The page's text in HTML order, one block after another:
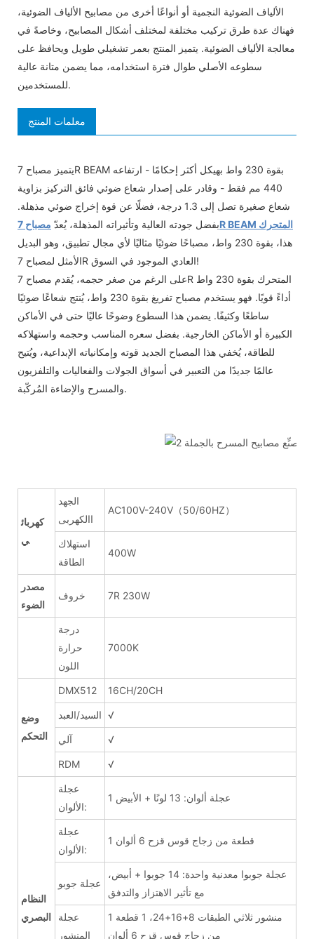
الألياف الضوئية النجمية أو أنواعًا أخرى من مصابيح الألياف الضوئية،
فهناك عدة طرق تركيب مختلفة لمختلف أشكال المصابيح، وخاصةً في
معالجة الألياف الضوئية. يتميز المنتج بعمر تشغيلي طويل ويحافظ على
سطوعه الأصلي طوال فترة استخدامه، مما يضمن متانة عالية
للمستخدمين.
معلمات المنتج
يتميز مصباح 7R BEAM بقوة 230 واط بهيكل أكثر إحكامًا - ارتفاعه
440 مم فقط - وقادر على إصدار شعاع ضوئي فائق التركيز بزاوية
شعاع صغيرة تصل إلى 1.3 درجة، فضلًا عن قوة إخراج ضوئي مذهلة.
بفضل جودته العالية وتأثيراته المذهلة، يُعدّ
مصباح 7R BEAM المتحرك
هذا، بقوة 230 واط، مصباحًا ضوئيًا مثاليًا لأي مجال تطبيق، وهو البديل
الأمثل لمصباح 7R العادي الموجود في السوق!
على الرغم من صغر حجمه، يُقدم مصباح 7R المتحرك بقوة 230 واط
أداءً قويًا. فهو يستخدم مصباح تفريغ بقوة 230 واط، يُنتج شعاعًا ضوئيًا
ساطعًا وكثيفًا. يضمن هذا السطوع وضوحًا عاليًا حتى في الأماكن
الكبيرة أو الأماكن الخارجية. بفضل سعره المناسب وحجمه واستهلاكه
للطاقة، يُخفي هذا المصباح الجديد قوته وإمكانياته الإبداعية، ويُتيح
عالمًا جديدًا من التعبير في أسواق الجولات والفعاليات والتلفزيون
والمسرح والإضاءة المُركّبة.
كهربائ
ي
الجهد
االكهربى
AC100V-240V（50/60HZ）
استهلاك
الطاقة
400W
مصدر
الضوء
خروف 7R 230W
درجة
حرارة
اللون
7000K
وضع
التحكم
DMX512 16CH/20CH
السيد/العبد √
آلي √
RDM √
النظام
البصري
عجلة
الألوان:
1 عجلة ألوان: 13 لونًا + الأبيض
عجلة
الألوان:
1 قطعة من زجاج قوس قزح 6 ألوان
عجلة جوبو
عجلة جوبوا معدنية واحدة: 14 جوبوا + أبيض،
مع تأثير الاهتزاز والتدفق
عجلة
المنشور
1 منشور ثلاثي الطبقات 8+16+24، 1 قطعة
من زجاج قوس قزح 6 ألوان